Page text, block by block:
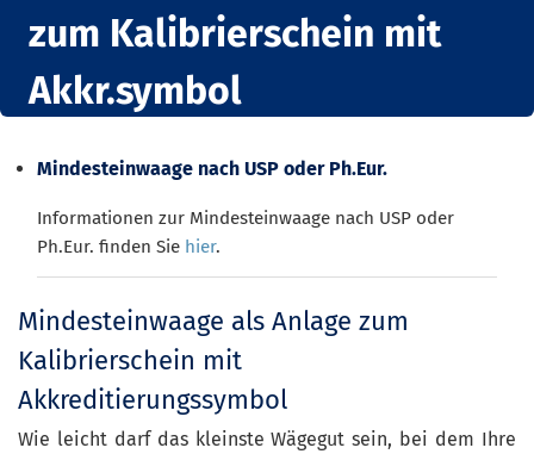
zum Kalibrierschein mit
Akkr.symbol
Mindesteinwaage nach USP oder Ph.Eur.
Informationen zur Mindesteinwaage nach USP oder
Ph.Eur. finden Sie hier.
Mindesteinwaage als Anlage zum
Kalibrierschein mit
Akkreditierungssymbol
Wie leicht darf das kleinste Wägegut sein, bei dem Ihre